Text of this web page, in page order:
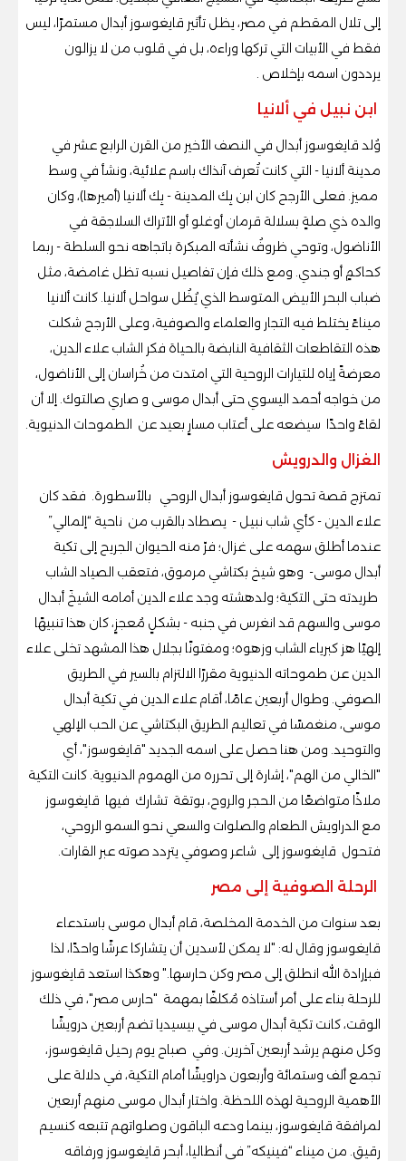
إلى تلال المقطم في مصر، يظل تأثير قايغوسوز أبدال مستمرًا، ليس
فقط في الأبيات التي تركها وراءه، بل في قلوب من لا يزالون
يرددون اسمه بإخلاص .
ابن نبيل في ألانيا
وُلد قايغوسوز أبدال في النصف الأخير من القرن الرابع عشر في
مدينة ألانيا - التي كانت تُعرف آنذاك باسم علائية، ونشأ في وسط
مميز. فعلى الأرجح كان ابن بِك المدينة - بِك ألانيا (أميرها)، وكان
والده ذي صلةٍ بسلالة قرمان أوغلو أو الأتراك السلاجقة في
الأناضول، وتوحي ظروفُ نشأته المبكرة باتجاهه نحو السلطة - ربما
كحاكمٍ أو جندي. ومع ذلك فإن تفاصيل نسبه تظل غامضة، مثل
ضباب البحر الأبيض المتوسط الذي يُظُل سواحل ألانيا. كانت ألانيا
ميناءً يختلط فيه التجار والعلماء والصوفية، وعلى الأرجح شكلت
هذه التقاطعات الثقافية النابضة بالحياة فكر الشاب علاء الدين،
معرضةً إياه للتيارات الروحية التي امتدت من خُراسان إلى الأناضول،
من خواجه أحمد اليسوي حتى أبدال موسى و صاري صالتوك. إلا أن
لقاءً واحدًا سيضعه على أعتاب مسارٍ بعيد عن الطموحات الدنيوية.
الغزال والدرويش
تمتزج قصة تحول قايغوسوز أبدال الروحي بالأسطورة. فقد كان
علاء الدين - كأي شاب نبيل - يصطاد بالقرب من ناحية “إلمالي”
عندما أطلق سهمه على غزال؛ فرّ منه الحيوان الجريح إلى تكية
أبدال موسى- وهو شيخ بكتاشي مرموق، فتعقب الصياد الشاب
طريدته حتى التكية؛ ولدهشته وجد علاء الدين أمامه الشيخَ أبدال
موسى والسهم قد انغرس في جنبه - بشكلٍ مُعجزٍ، كان هذا تنبيهًا
إلهيًا هز كبرياء الشاب وزهوه؛ ومفتونًا بجلال هذا المشهد تخلى علاء
الدين عن طموحاته الدنيوية مقررًا الالتزام بالسير في الطريق
الصوفي. وطوال أربعين عامًا، أقام علاء الدين في تكية أبدال
موسى، منغمسًا في تعاليم الطريق البكتاشي عن الحب الإلهي
والتوحيد. ومن هنا حصل على اسمه الجديد "قايغوسوز"، أي
"الخالي من الهم"، إشارة إلى تحرره من الهموم الدنيوية. كانت التكية
ملاذًا متواضعًا من الحجر والروح، بوتقة تشارك فيها قايغوسوز
مع الدراويش الطعام والصلوات والسعي نحو السمو الروحي،
فتحول قايغوسوز إلى شاعر وصوفي يتردد صوته عبر القارات.
الرحلة الصوفية إلى مصر
بعد سنوات من الخدمة المخلصة، قام أبدال موسى باستدعاء
قايغوسوز وقال له: "لا يمكن لأسدين أن يتشاركا عرشًا واحدًا، لذا
فبإرادة الله انطلق إلى مصر وكن حارسها." وهكذا استعد قايغوسوز
للرحلة بناء على أمر أستاذه مُكلفًا بمهمة "حارس مصر"، في ذلك
الوقت، كانت تكية أبدال موسى في بيسيديا تضم أربعين درويشًا
وكل منهم يرشد أربعين آخرين. وفي صباح يوم رحيل قايغوسوز،
تجمع ألف وستمائة وأربعون دراويشًا أمام التكية، في دلالة على
الأهمية الروحية لهذه اللحظة. واختار أبدال موسى منهم أربعين
لمرافقة قايغوسوز، بينما ودعه الباقون وصلواتهم تتبعه كنسيم
رقيق. من ميناء “فينيكه” في أنطاليا، أبحر قايغوسوز ورفاقه